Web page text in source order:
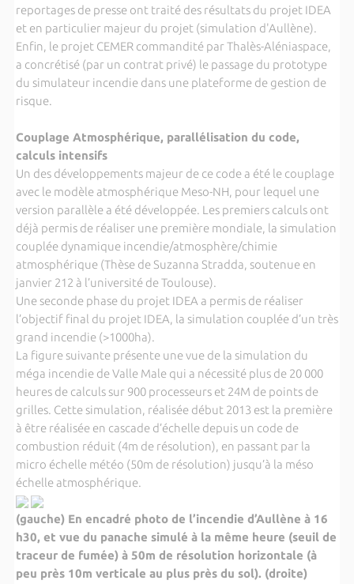
reportages de presse ont traité des résultats du projet IDEA
et en particulier majeur du projet (simulation d'Aullène).
Enfin, le projet CEMER commandité par Thalès-Aléniaspace,
a concrétisé (par un contrat privé) le passage du prototype
du simulateur incendie dans une plateforme de gestion de
risque.
Couplage Atmosphérique, parallélisation du code,
calculs intensifs
Un des développements majeur de ce code a été le couplage
avec le modèle atmosphérique Meso-NH, pour lequel une
version parallèle a été développée. Les premiers calculs ont
déjà permis de réaliser une première mondiale, la simulation
couplée dynamique incendie/atmosphère/chimie
atmosphérique (Thèse de Suzanna Stradda, soutenue en
janvier 212 à l’université de Toulouse).
Une seconde phase du projet IDEA a permis de réaliser
l’objectif final du projet IDEA, la simulation couplée d’un très
grand incendie (>1000ha).
La figure suivante présente une vue de la simulation du
méga incendie de Valle Male qui a nécessité plus de 20 000
heures de calculs sur 900 processeurs et 24M de points de
grilles. Cette simulation, réalisée début 2013 est la première
à être réalisée en cascade d’échelle depuis un code de
combustion réduit (4m de résolution), en passant par la
micro échelle météo (50m de résolution) jusqu’à la méso
échelle atmosphérique.
(gauche) En encadré photo de l’incendie d’Aullène à 16
h30, et vue du panache simulé à la même heure (seuil de
traceur de fumée) à 50m de résolution horizontale (à
peu près 10m verticale au plus près du sol). (droite)